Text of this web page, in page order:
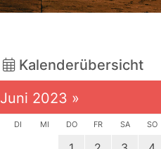
Kalenderübersicht
Juni 2023 »
DI MI DO FR SA SO